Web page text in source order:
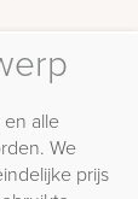
alle
We
prijs